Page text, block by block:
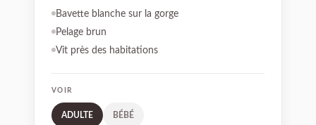
Bavette blanche sur la gorge
Pelage brun
Vit près des habitations
VOIR
ADULTE BÉBÉ